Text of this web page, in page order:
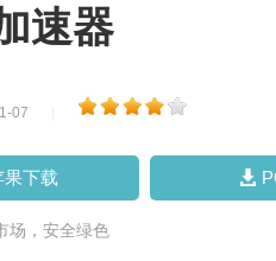
速器
07
果下载
场，安全绿色